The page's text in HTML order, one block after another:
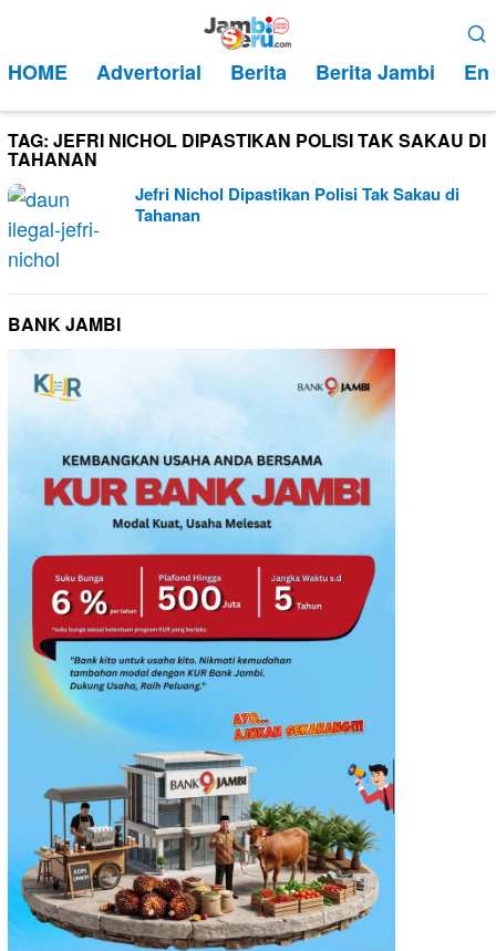
kontenMobile
HOME Advertorial Berita Berita Jambi
TAG: JEFRI NICHOL DIPASTIKAN POLISI TAK SAKAU DI
TAHANAN
Jefri Nichol Dipastikan Polisi Tak Sakau di
Tahanan
BANK JAMBI